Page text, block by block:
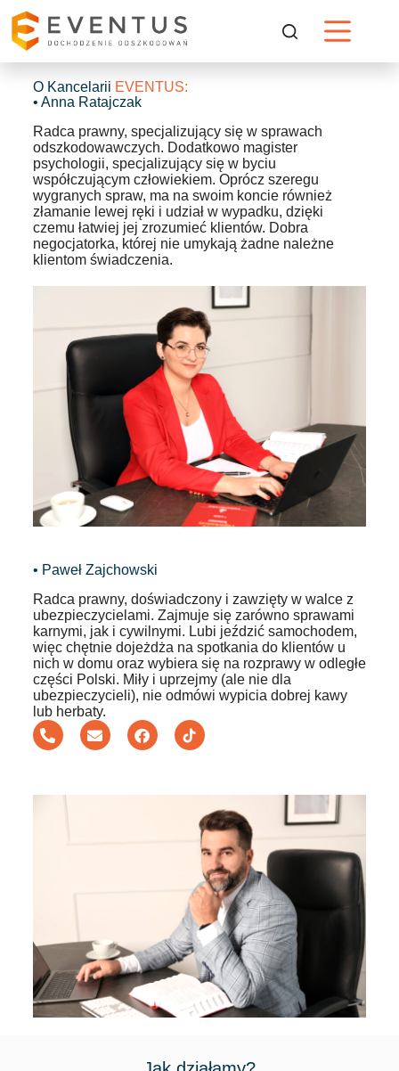
O Kancelarii EVENTUS:
• Anna Ratajczak
Radca prawny, specjalizujący się w sprawach
odszkodowawczych. Dodatkowo magister
psychologii, specjalizujący się w byciu
współczującym człowiekiem. Oprócz szeregu
wygranych spraw, ma na swoim koncie również
złamanie lewej ręki i udział w wypadku, dzięki
czemu łatwiej jej zrozumieć klientów. Dobra
negocjatorka, której nie umykają żadne należne
klientom świadczenia.
• Paweł Zajchowski
Radca prawny, doświadczony i zawzięty w walce z
ubezpieczycielami. Zajmuje się zarówno sprawami
karnymi, jak i cywilnymi. Lubi jeździć samochodem,
więc chętnie dojeżdża na spotkania do klientów u
nich w domu oraz wybiera się na rozprawy w odległe
części Polski. Miły i uprzejmy (ale nie dla
ubezpieczycieli), nie odmówi wypicia dobrej kawy
lub herbaty.